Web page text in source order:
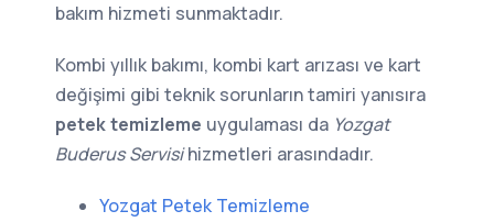
bakım hizmeti sunmaktadır.
Kombi yıllık bakımı, kombi kart arızası ve kart
değişimi gibi teknik sorunların tamiri yanısıra
petek temizleme uygulaması da Yozgat
Buderus Servisihizmetleri arasındadır.
Yozgat Petek Temizleme